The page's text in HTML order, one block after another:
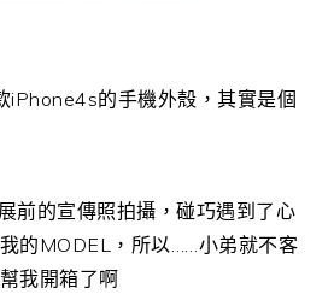
iPhone4s的手機外殼，其實是個
前的宣傳照拍攝，碰巧遇到了心
的MODEL，所以……小弟就不客
我開箱了啊